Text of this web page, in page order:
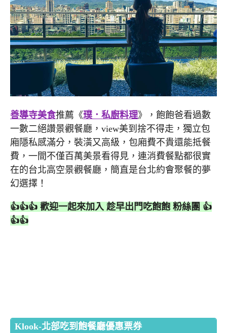
善導寺美食推薦《璞．私廚料理》，飽飽爸看過數
一數二絕讚景觀餐廳，view美到捨不得走，獨立包
廂隱私感滿分，裝潢又高級，包廂費不貴還能抵餐
費，一間不僅百萬美景看得見，連消費餐點都很實
在的台北高空景觀餐廳，簡直是台北約會聚餐的夢
幻選擇！
👍👍👍 歡迎一起來加入 趁早出門吃飽飽 粉絲團 👍
👍👍
Klook-北部吃到飽餐廳優惠票券